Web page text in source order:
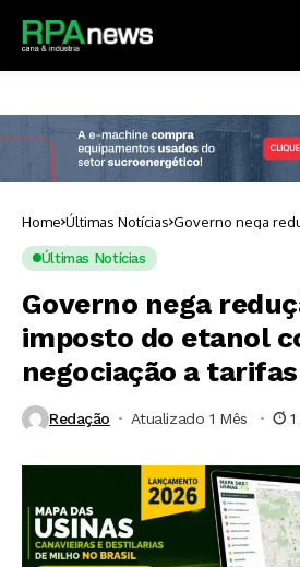
Home Últimas Notícias Governo nega
etanol como
Últimas Notícias
Governo nega
imposto do etanol
negociação a tarifas
Redação Atualizado 1 Mês ⁮